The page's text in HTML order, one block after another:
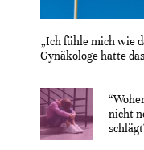
„Ich fühle mich wie
Gynäkologe hatte
nicht